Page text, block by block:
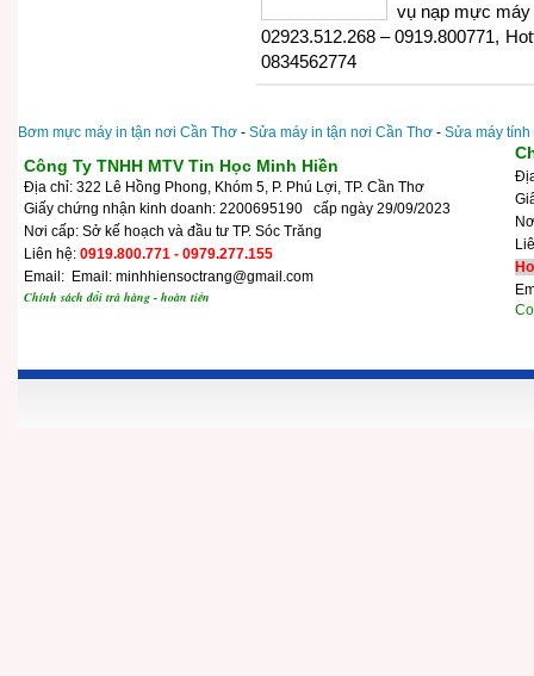
vụ nạp mực máy
02923.512.268 – 0919.800771,
0834562774
Bơm mực máy in tận nơi Cần Thơ - Sửa máy in tận nơi Cần Thơ - Sửa máy
Công Ty TNHH MTV Tin Học Minh Hiền
Địa chỉ: 322 Lê Hồng Phong, Khóm 5, P. Phú Lợi, TP. Cần Thơ
Giấy chứng nhận kinh doanh: 2200695190 cấp ngày 29/09/2023
Nơi cấp: Sở kế hoạch và đầu tư TP. Sóc Trăng
Liên hệ: 0919.800.771 - 0979.277.155
Email: Email: minhhiensoctrang@gmail.com
Chính sách đổi trả hàng - hoàn tiền